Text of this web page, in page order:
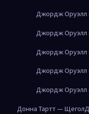
Джордж Оруэлл
Джордж Оруэлл
Джордж Оруэлл
Джордж Оруэлл
Джордж Оруэлл
Донна Тартт — Щегол